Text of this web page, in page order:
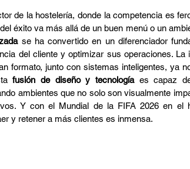
de la hostelería, donde la competencia es
éxito va más allá de un buen menú o un
se ha convertido en un diferenciador
del cliente y optimizar sus operaciones.
formato, junto con sistemas inteligentes, ya
fusión de diseño y tecnología es capaz de
ambientes que no solo son visualmente
Y con el Mundial de la FIFA 2026 en el
y retener a más clientes es inmensa.